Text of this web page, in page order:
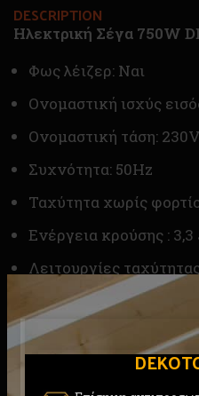
DESCRIPTION
Ηλεκτρική Σέγα 750W
Φως λέιζερ: Ναι
Ονομαστική ισχύς
Ονομαστική τάση: 230V
Συχνότητα: 50Hz
Ταχύτητα χωρίς
Ενέργεια κρούσης : 3,3
Λειτουργίες
Τροχιακή δράση:4
Ικανότητα κοπής:
80mm/6mm/30mm
Περιλαμβάνει: 1 τεμ.